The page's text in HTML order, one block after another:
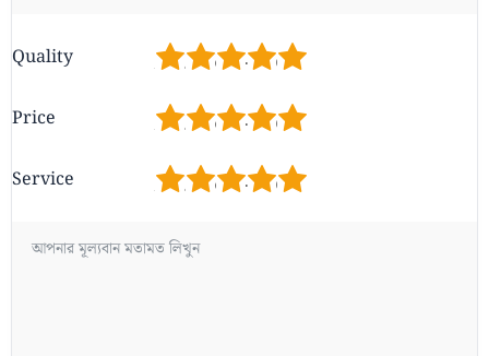
Quality 5
4
3
2
Price 5
4
3
2
Service 5
4
3
2